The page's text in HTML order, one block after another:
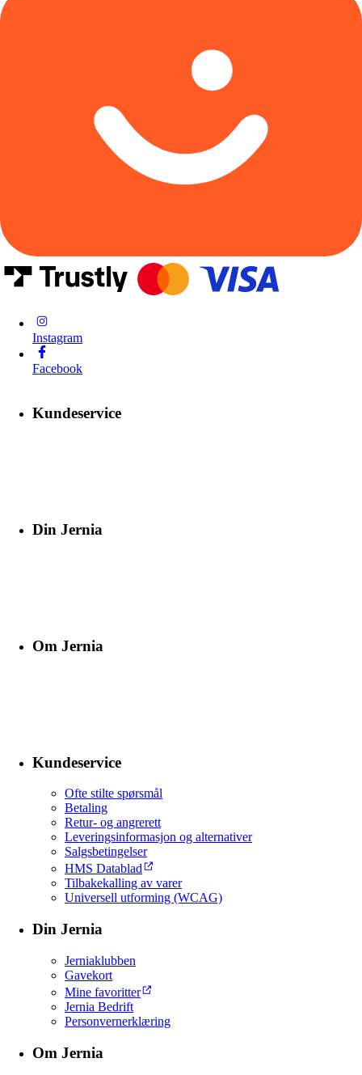
Instagram
Facebook
Kundeservice
Din Jernia
Om Jernia
Kundeservice
Ofte stilte spørsmål
Betaling
Retur- og angrerett
Leveringsinformasjon og alternativer
Salgsbetingelser
HMS Datablad
Tilbakekalling av varer
Universell utforming (WCAG)
Din Jernia
Jerniaklubben
Gavekort
Mine favoritter
Jernia Bedrift
Personvernerklæring
Om Jernia